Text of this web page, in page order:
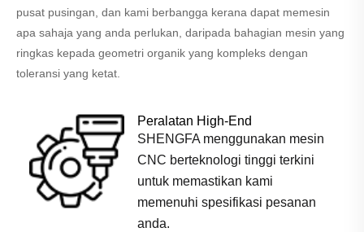
pusat pusingan, dan kami berbangga kerana dapat memesin
apa sahaja yang anda perlukan, daripada bahagian mesin yang
ringkas kepada geometri organik yang kompleks dengan
toleransi yang ketat.
Peralatan High-End
SHENGFA menggunakan mesin
CNC berteknologi tinggi terkini
untuk memastikan kami
memenuhi spesifikasi pesanan
anda.